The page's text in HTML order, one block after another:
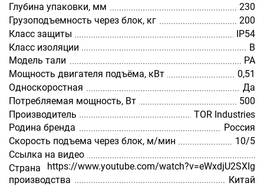
Глубина упаковки, мм
230
Грузоподъемность через блок, кг
200
Класс защиты
IP54
Класс изоляции
В
Модель тали
РА
Мощность двигателя подъёма, кВт
0,51
Односкоростная
Да
Потребляемая мощность, Вт
500
Производитель
TOR Industries
Родина бренда
Россия
Скорость подъема через блок, м/мин
10/5
Ссылка на видео
https://www.youtube.com/watch?v=eWxdjU2SXIg
Страна
производства
Китай